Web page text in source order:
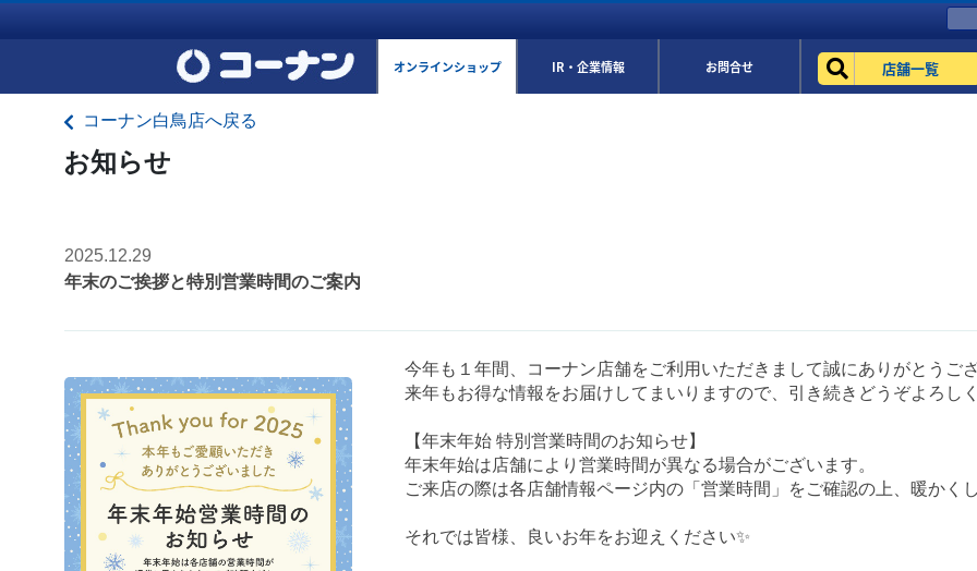
オンラインショップ IR・企業情報 お問合せ 店舗一覧
コーナン白鳥店へ戻る
お知らせ
2025.12.29
年末のご挨拶と特別営業時間のご案内
今年も１年間、コーナン店舗をご利用いただきまして誠にありがとうござ
来年もお得な情報をお届けしてまいりますので、引き続きどうぞよろし
【年末年始 特別営業時間のお知らせ】
年末年始は店舗により営業時間が異なる場合がございます。
ご来店の際は各店舗情報ページ内の「営業時間」をご確認の上、暖かく
それでは皆様、良いお年をお迎えください✨